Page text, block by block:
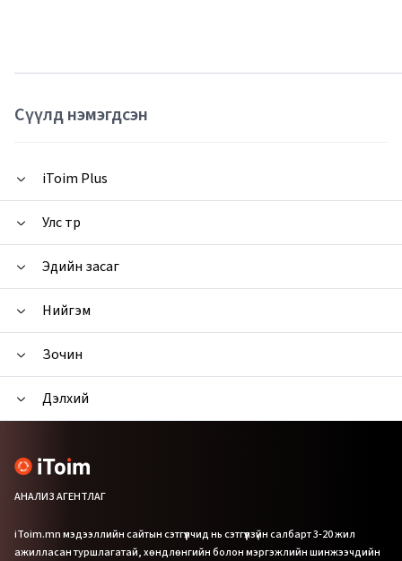
Сүүлд нэмэгдсэн
iToim Plus
Улс төр
Эдийн засаг
Нийгэм
Зочин
Дэлхий
АНАЛИЗ АГЕНТЛАГ
iToim.mn мэдээллийн сайтын сэтгүүлчид нь сэтгүүлзүйн салбарт 3-20 жил
ажилласан туршлагатай, хөндлөнгийн болон мэргэжлийн шинжээчдийн